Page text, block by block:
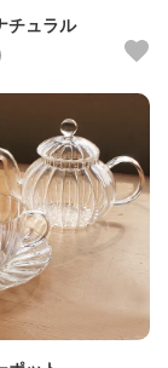
チュラル